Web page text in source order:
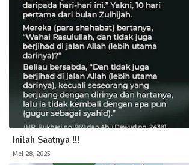
Inilah Saatnya !!!
Mei 28, 2025